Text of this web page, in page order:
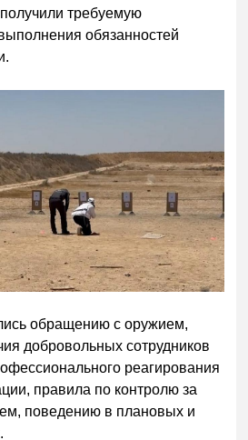
требуемую
обязанностей
обращению с оружием,
добровольных сотрудников
реагирования
правила по контролю за
поведению в плановых и